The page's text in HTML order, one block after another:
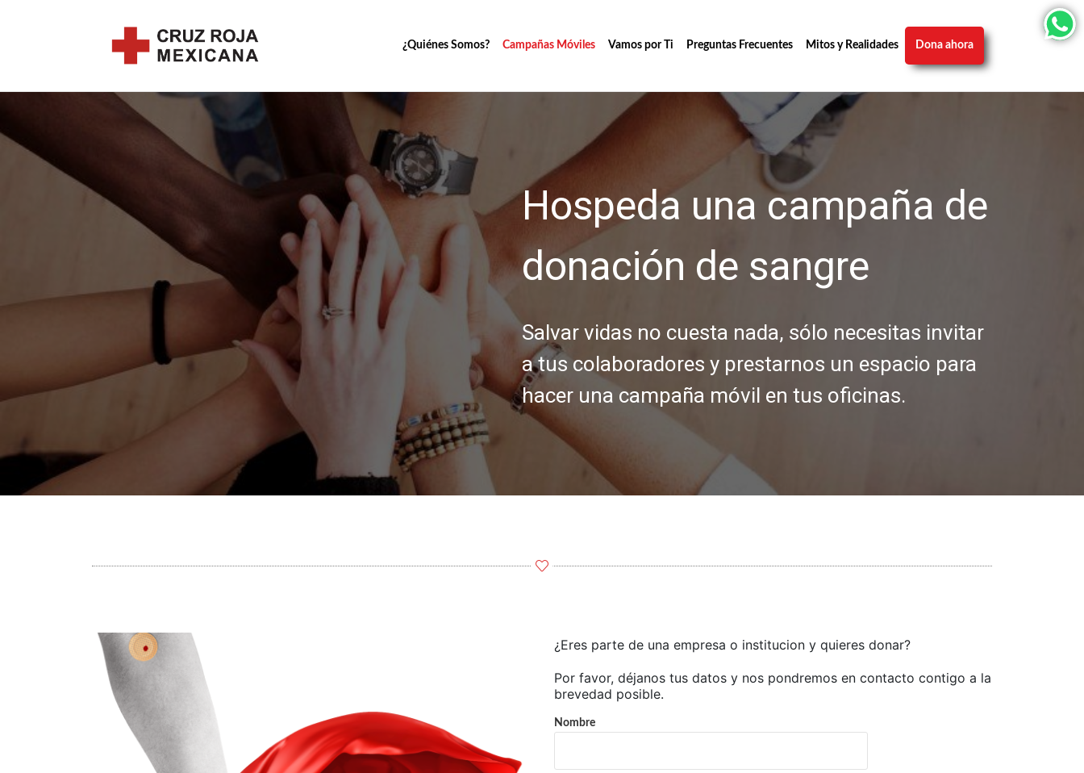
¿Quiénes Somos? Campañas Móviles Vamos por Ti Preguntas Frecuentes Mitos y Realidades Dona ahora
Hospeda una campaña de
donación de sangre
Salvar vidas no cuesta nada, sólo necesitas invitar
a tus colaboradores y prestarnos un espacio para
hacer una campaña móvil en tus oficinas.
¿Eres parte de una empresa o institucion y quieres donar?
Por favor, déjanos tus datos y nos pondremos en contacto contigo a la
brevedad posible.
Nombre